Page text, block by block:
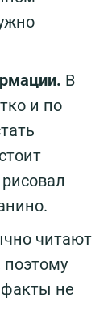
В
и по
читают
не